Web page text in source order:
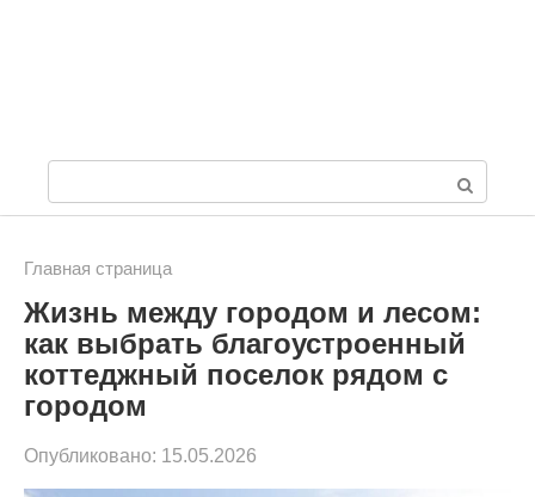
о
с
к
Главная страница
Жизнь между городом и лесом:
как выбрать благоустроенный
коттеджный поселок рядом с
городом
Опубликовано: 15.05.2026